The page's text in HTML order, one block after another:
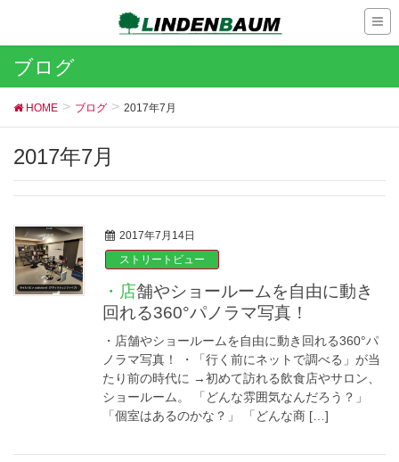
ブログ
HOME ブログ 2017年7月
2017年7月
2017年7月14日
ストリートビュー
・店舗やショールームを自由に動き
回れる360°パノラマ写真！
・店舗やショールームを自由に動き回れる360°パ
ノラマ写真！ ・「行く前にネットで調べる」が当
たり前の時代に →初めて訪れる飲食店やサロン、
ショールーム。 「どんな雰囲気なんだろう？」
「個室はあるのかな？」 「どんな商 […]